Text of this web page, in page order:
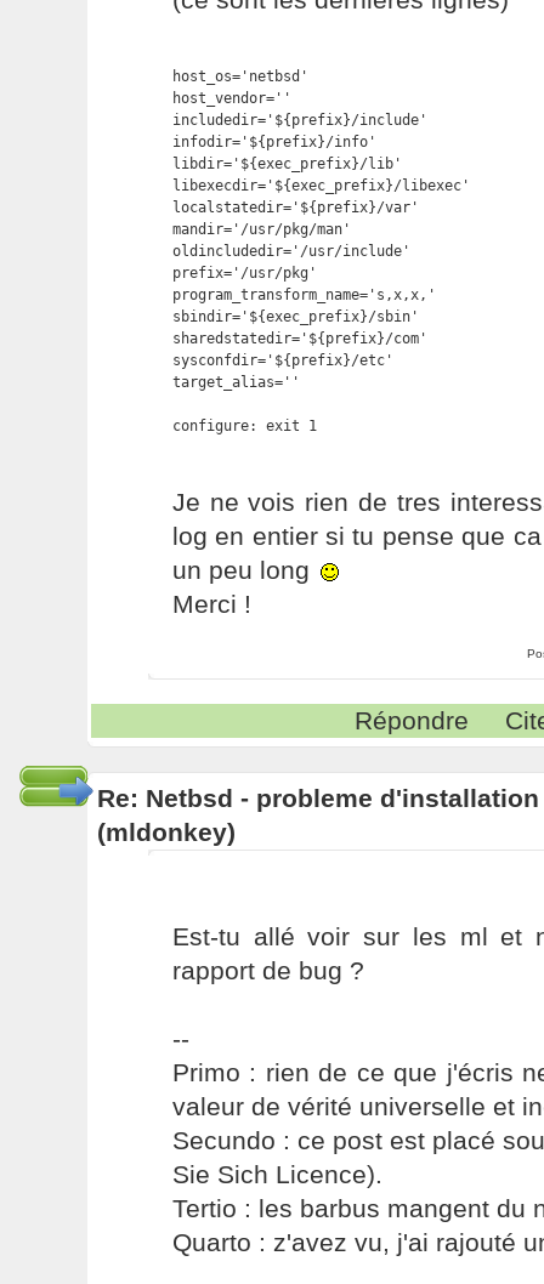
host_os='netbsd'
host_vendor=''
includedir='${prefix}/include'
infodir='${prefix}/info'
libdir='${exec_prefix}/lib'
libexecdir='${exec_prefix}/libexec'
localstatedir='${prefix}/var'
mandir='/usr/pkg/man'
oldincludedir='/usr/include'
prefix='/usr/pkg'
program_transform_name='s,x,x,'
sbindir='${exec_prefix}/sbin'
sharedstatedir='${prefix}/com'
sysconfdir='${prefix}/etc'
target_alias=''
configure: exit 1
Je ne vois rien de tres
log en entier si tu pense que
un peu long
Merci !
Répondre
Re: Netbsd - probleme
(mldonkey)
Est-tu allé voir sur les ml et
rapport de bug ?
--
Primo : rien de ce que j'écris
valeur de vérité universelle et
Secundo : ce post est placé
Sie Sich Licence).
Tertio : les barbus mangent du
Quarto : z'avez vu, j'ai rajouté